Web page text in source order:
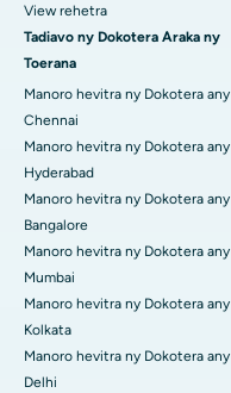
View rehetra
Tadiavo ny Dokotera Araka ny
Toerana
Manoro hevitra ny Dokotera any
Chennai
Manoro hevitra ny Dokotera any
Hyderabad
Manoro hevitra ny Dokotera any
Bangalore
Manoro hevitra ny Dokotera any
Mumbai
Manoro hevitra ny Dokotera any
Kolkata
Manoro hevitra ny Dokotera any
Delhi